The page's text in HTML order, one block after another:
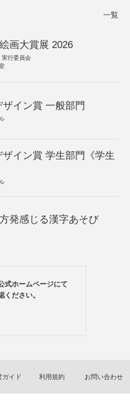
一覧
画大賞展 2026
実行委員会
イン賞 一般部門
ザイン賞 学生部門《学生
発感じる漢字あそび
式ホームページにて
ください。
ガイド 利用規約 お問い合わせ